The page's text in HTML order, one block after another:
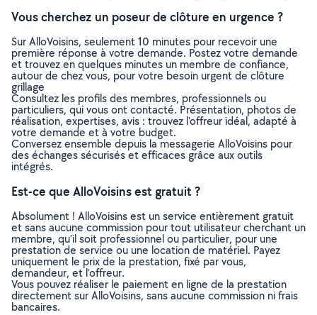
Vous cherchez un poseur de clôture en urgence ?
Sur AlloVoisins, seulement 10 minutes pour recevoir une
première réponse à votre demande. Postez votre demande
et trouvez en quelques minutes un membre de confiance,
autour de chez vous, pour votre besoin urgent de clôture
grillage
Consultez les profils des membres, professionnels ou
particuliers, qui vous ont contacté. Présentation, photos de
réalisation, expertises, avis : trouvez l'offreur idéal, adapté à
votre demande et à votre budget.
Conversez ensemble depuis la messagerie AlloVoisins pour
des échanges sécurisés et efficaces grâce aux outils
intégrés.
Est-ce que AlloVoisins est gratuit ?
Absolument ! AlloVoisins est un service entièrement gratuit
et sans aucune commission pour tout utilisateur cherchant un
membre, qu’il soit professionnel ou particulier, pour une
prestation de service ou une location de matériel. Payez
uniquement le prix de la prestation, fixé par vous,
demandeur, et l’offreur.
Vous pouvez réaliser le paiement en ligne de la prestation
directement sur AlloVoisins, sans aucune commission ni frais
bancaires.